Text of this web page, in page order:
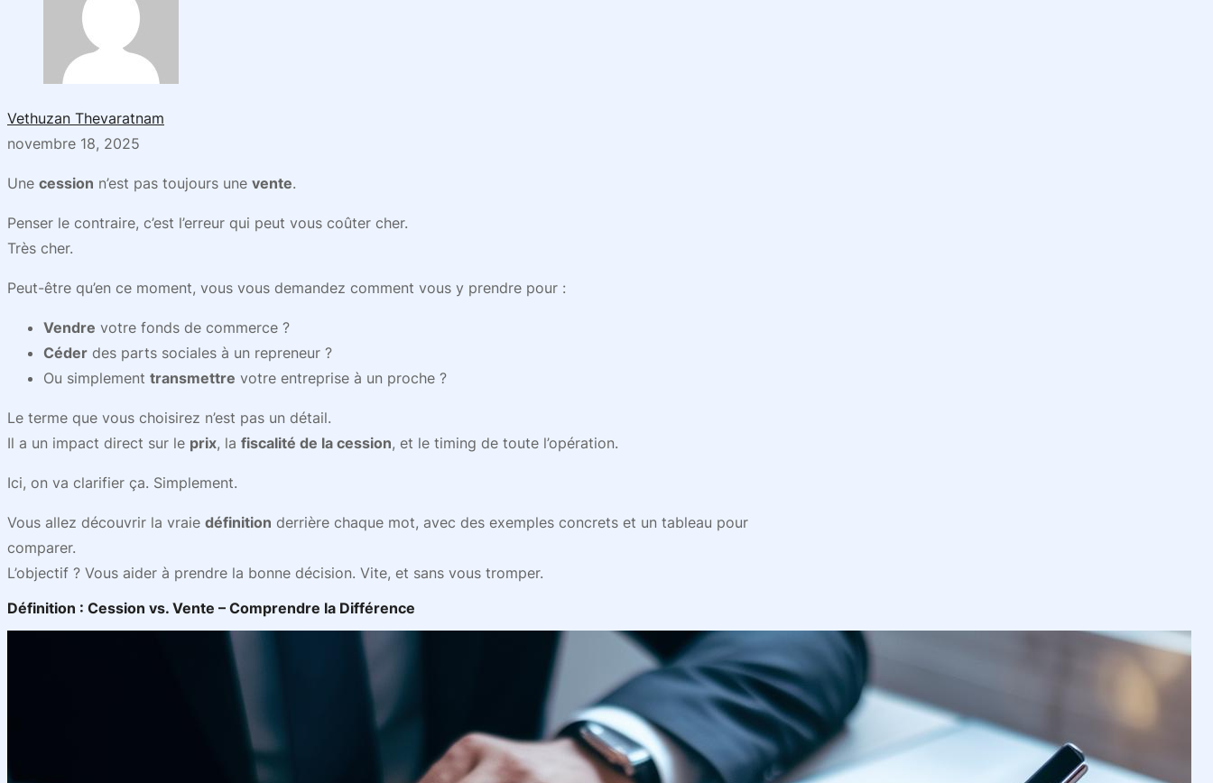
Vethuzan Thevaratnam
novembre 18, 2025
Une cession n’est pas toujours une vente.
Penser le contraire, c’est l’erreur qui peut vous coûter cher.
Très cher.
Peut-être qu’en ce moment, vous vous demandez comment vous y prendre pour :
Vendre votre fonds de commerce ?
Céder des parts sociales à un repreneur ?
Ou simplement transmettre votre entreprise à un proche ?
Le terme que vous choisirez n’est pas un détail.
Il a un impact direct sur le prix, la fiscalité de la cession, et le timing de toute l’opération.
Ici, on va clarifier ça. Simplement.
Vous allez découvrir la vraie définition derrière chaque mot, avec des exemples concrets et un tableau pour
comparer.
L’objectif ? Vous aider à prendre la bonne décision. Vite, et sans vous tromper.
Définition : Cession vs. Vente – Comprendre la Différence